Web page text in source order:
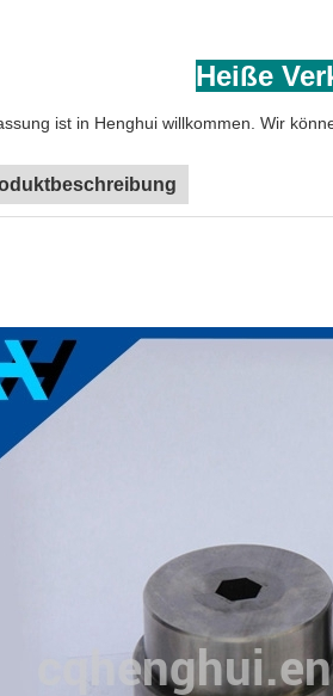
Heiße
ist in Henghui willkommen. Wir